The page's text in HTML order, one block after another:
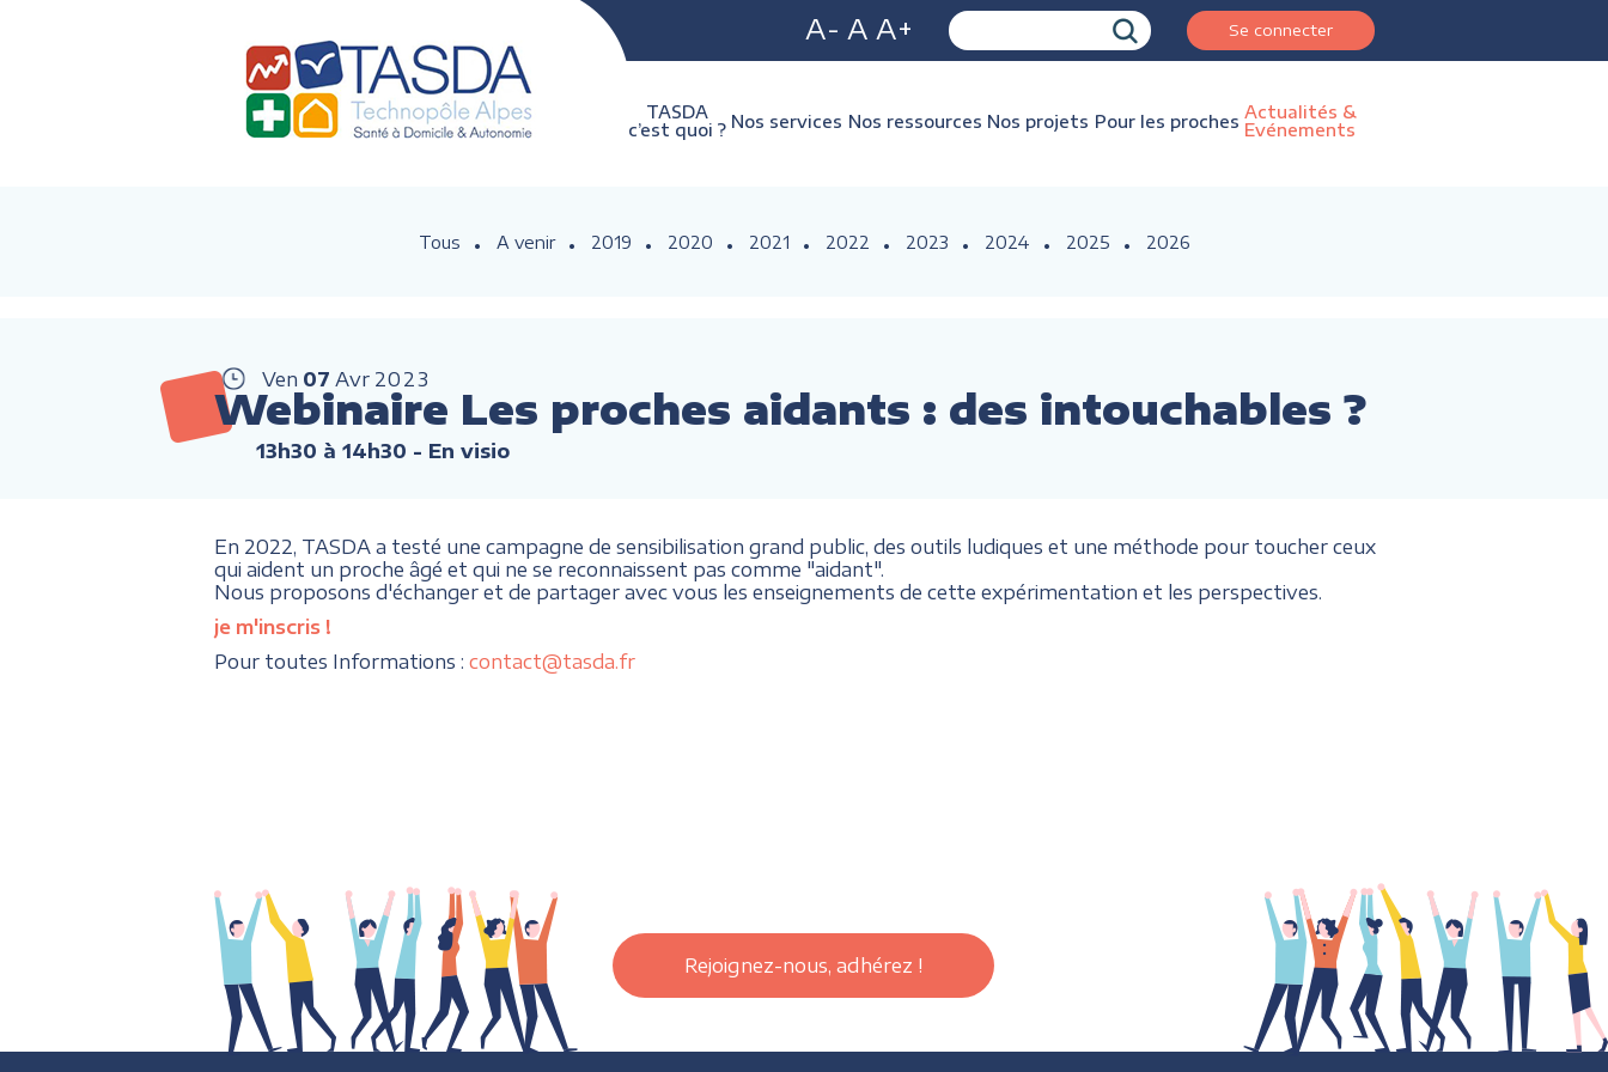
A- A A+ Se connecter
TASDA
c’est quoi ? Nos services Nos ressources Nos projets Pour les proches Actualités &
Evénements
Tous A venir 2019 2020 2021 2022 2023 2024 2025 2026
Ven 07 Avr 2023
Webinaire Les proches aidants : des intouchables ?
13h30 à 14h30 - En visio
En 2022, TASDA a testé une campagne de sensibilisation grand public, des outils ludiques et une méthode pour toucher ceux
qui aident un proche âgé et qui ne se reconnaissent pas comme "aidant".
Nous proposons d'échanger et de partager avec vous les enseignements de cette expérimentation et les perspectives.
je m'inscris!
Pour toutes Informations : contact@tasda.fr
Rejoignez-nous, adhérez !